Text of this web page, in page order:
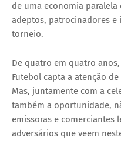
de uma economia
adeptos, patrocinadores
torneio.
De quatro em quatro
Futebol capta a atenção
Mas, juntamente com a
também a oportunidade,
emissoras e comerciantes
adversários que veem